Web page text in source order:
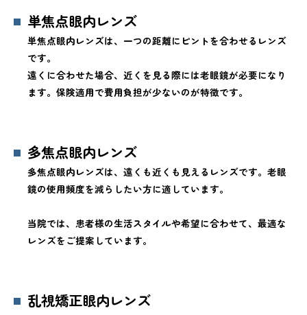
単焦点眼内レンズ
単焦点眼内レンズは、一つの距離にピントを合わせるレンズ
です。
遠くに合わせた場合、近くを見る際には老眼鏡が必要になり
ます。保険適用で費用負担が少ないのが特徴です。
多焦点眼内レンズ
多焦点眼内レンズは、遠くも近くも見えるレンズです。老眼
鏡の使用頻度を減らしたい方に適しています。
当院では、患者様の生活スタイルや希望に合わせて、最適な
レンズをご提案しています。
乱視矯正眼内レンズ